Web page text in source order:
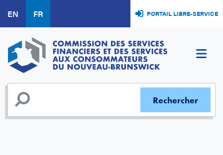
au
contenu
principal
EN FR PORTAIL LIBRE-SERVICE